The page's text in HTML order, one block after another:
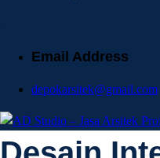
Email Address
depokarsitek@gmail.com
AD Studio – Jasa Arsitek